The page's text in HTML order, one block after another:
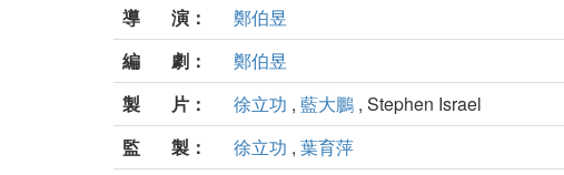
導 演：
鄭伯昱
編 劇：
鄭伯昱
製 片：
徐立功 , 藍大鵬 , Stephen Israel
監 製：
徐立功 , 葉育萍